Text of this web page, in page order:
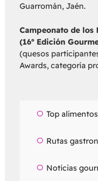
Guarromán, Jaén.
Campeonato de los
(16º Edición
(quesos
Awards, categoría
Top
Rutas
Noticias